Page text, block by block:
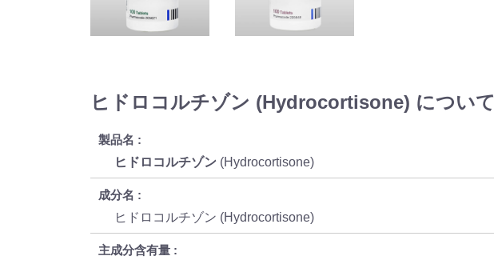
ヒドロコルチゾン (Hydrocortisone) について
製品名
ヒドロコルチゾン (Hydrocortisone)
成分名
ヒドロコルチゾン (Hydrocortisone)
主成分含有量